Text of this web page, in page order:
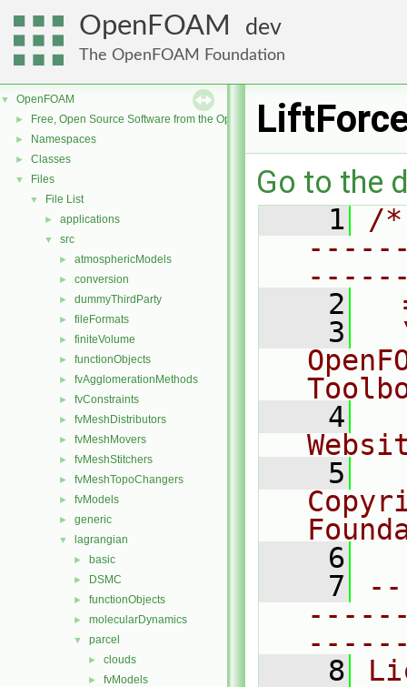
OpenFOAM dev
The OpenFOAM Foundation
▼ OpenFOAM
► Free, Open Source Software from the OpenFOAM Foundation
► Namespaces
► Classes
▼ Files
▼ File List
► applications
▼ src
► atmosphericModels
► conversion
► dummyThirdParty
► fileFormats
► finiteVolume
► functionObjects
► fvAgglomerationMethods
► fvConstraints
► fvMeshDistributors
► fvMeshMovers
► fvMeshStitchers
► fvMeshTopoChangers
► fvModels
► generic
▼ lagrangian
► basic
► DSMC
► functionObjects
► molecularDynamics
▼ parcel
► clouds
► fvModels
Go to the
    1
/
    2
    3
    4
    5
    6
    7
    8